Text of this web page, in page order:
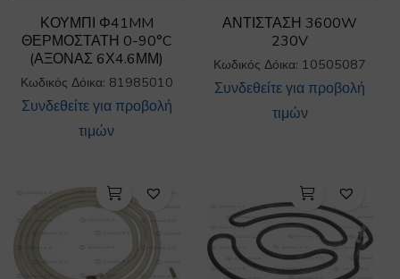
ΚΟΥΜΠΙ Φ41MM
ΘΕΡΜΟΣΤΑΤΗ 0-90°C
(ΑΞΟΝΑΣ 6Χ4.6ΜΜ)
Κωδικός Δόικα: 81985010
Συνδεθείτε για προβολή
τιμών
ΑΝΤΙΣΤΑΣΗ 3600W
230V
Κωδικός Δόικα: 10505087
Συνδεθείτε για προβολή
τιμών